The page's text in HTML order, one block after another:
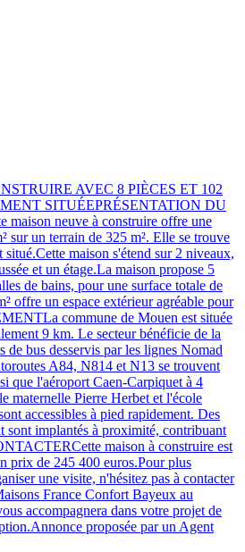
AVEC 8 PIÈCES ET 102
SITUÉEPRÉSENTATION DU
maison neuve à construire offre une
sur un terrain de 325 m². Elle se trouve
situé.Cette maison s'étend sur 2 niveaux,
et un étage.La maison propose 5
de bains, pour une surface totale de
offre un espace extérieur agréable pour
commune de Mouen est située
9 km. Le secteur bénéficie de la
de bus desservis par les lignes Nomad
A84, N814 et N13 se trouvent
que l'aéroport Caen-Carpiquet à 4
maternelle Pierre Herbet et l'école
accessibles à pied rapidement. Des
sont implantés à proximité, contribuant
maison à construire est
prix de 245 400 euros.Pour plus
une visite, n'hésitez pas à contacter
France Confort Bayeux au
accompagnera dans votre projet de
proposée par un Agent